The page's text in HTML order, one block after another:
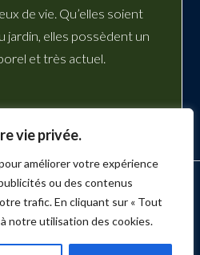
vie privée.
améliorer votre expérience
ou des contenus
trafic. En cliquant sur « Tout
notre utilisation des cookies.
de vie. Qu’elles soient
jardin, elles possèdent un
et très actuel.
PRODUCTION
ÉVÉNEMENTS
LinkedIn
YouTube
Instagram